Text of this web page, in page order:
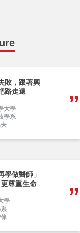
敗，跟著興
路走遠
大學
學系
學做醫師」
尊重生命
學